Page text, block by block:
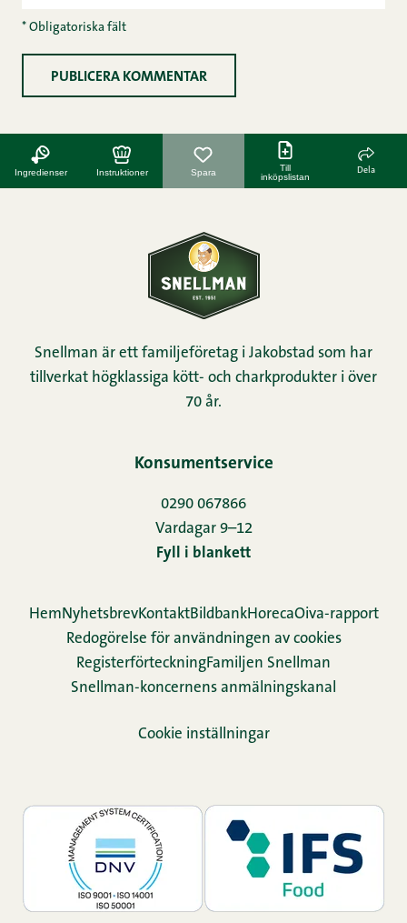
* Obligatoriska fält
Ingredienser Instruktioner Spara
Till
inköpslistan
Dela
Snellman är ett familjeföretag i Jakobstad som har
tillverkat högklassiga kött- och charkprodukter i över
70 år.
Konsumentservice
0290 067866
Vardagar 9–12
Fyll i blankett
HemNyhetsbrevKontaktBildbankHorecaOiva-rapport
Redogörelse för användningen av cookies
Re­gis­ter­för­teck­ningFamiljen Snellman
Snellman-koncernens anmälningskanal
Cookie inställningar